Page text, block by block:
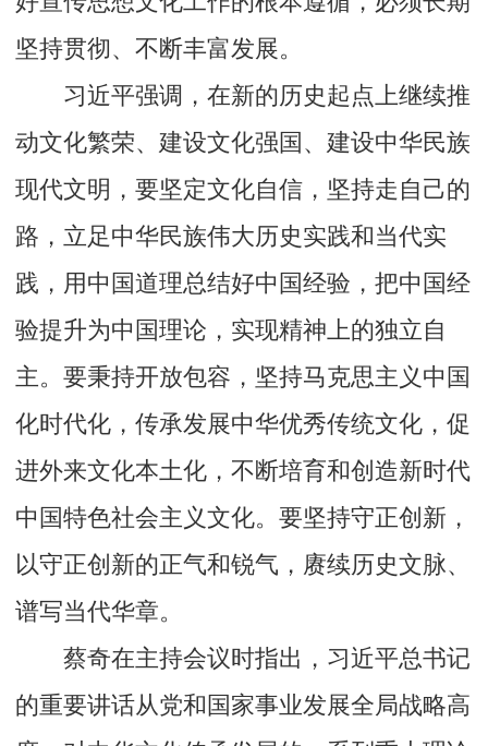
坚持贯彻、不断丰富发展。
习近平强调，在新的历史起点上继续推
动文化繁荣、建设文化强国、建设中华民族
现代文明，要坚定文化自信，坚持走自己的
路，立足中华民族伟大历史实践和当代实
践，用中国道理总结好中国经验，把中国经
验提升为中国理论，实现精神上的独立自
主。要秉持开放包容，坚持马克思主义中国
化时代化，传承发展中华优秀传统文化，促
进外来文化本土化，不断培育和创造新时代
中国特色社会主义文化。要坚持守正创新，
以守正创新的正气和锐气，赓续历史文脉、
谱写当代华章。
蔡奇在主持会议时指出，习近平总书记
的重要讲话从党和国家事业发展全局战略高